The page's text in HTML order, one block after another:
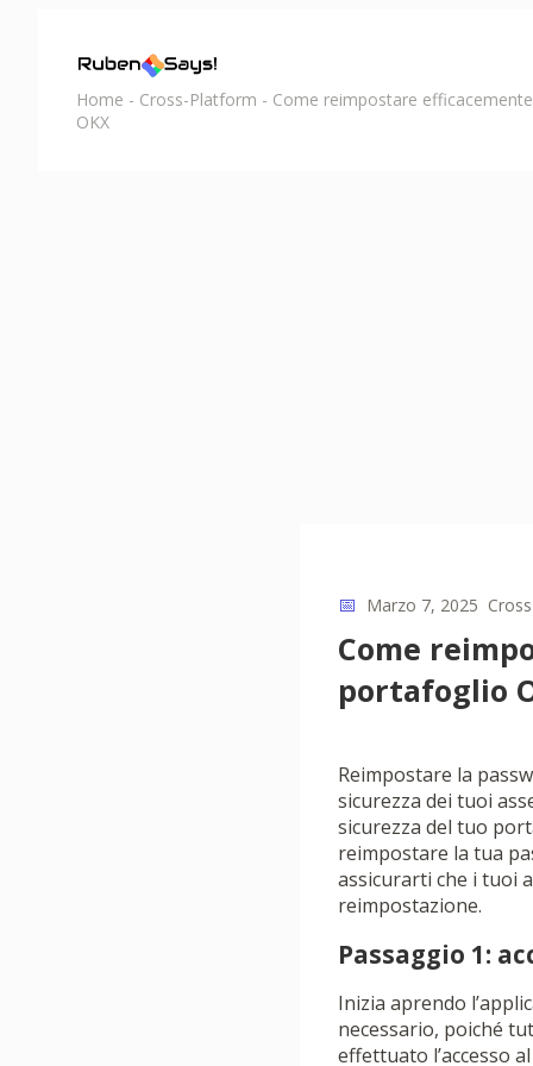
Home - Cross-Platform - Come reimpostare
OKX
📅 Marzo 7, 2025
Come
portafoglio
Reimpostare la
sicurezza dei tuoi
sicurezza del tuo
reimpostare la tua
assicurarti che i tuoi
reimpostazione.
Passaggio 1:
Inizia aprendo
necessario, poiché
effettuato l’accesso